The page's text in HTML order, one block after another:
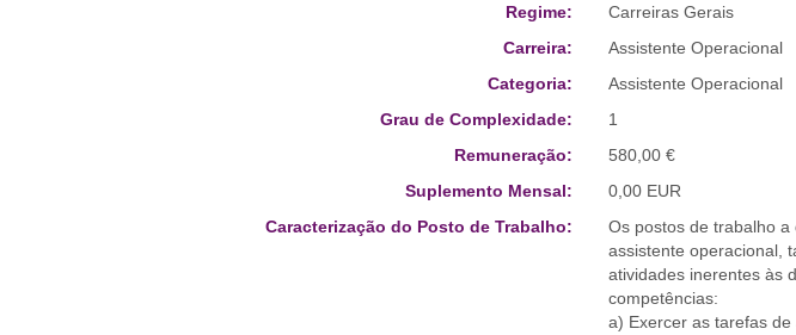
Regime:
Carreiras Gerais
Carreira:
Assistente Operacional
Categoria:
Assistente Operacional
Grau de Complexidade:
1
Remuneração:
580,00 €
Suplemento Mensal:
0,00 EUR
Caracterização do Posto de Trabalho:
Os postos de trabalho
assistente operacional,
atividades inerentes às
competências:
a) Exercer as tarefas